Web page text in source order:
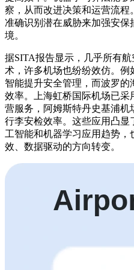
察，从而改进决策和运营流
准确识别潜在威胁来加强安
境。
据SITA报告显示，几乎所有
术，许多机场也纷纷效仿。
智能提升安全管理，而波罗
效率。上海虹桥国际机场已
营服务，阿姆斯特丹史基浦
行李安检效率。这些应用凸显
工智能和机器学习应用趋势
效、数据驱动的方向转变。